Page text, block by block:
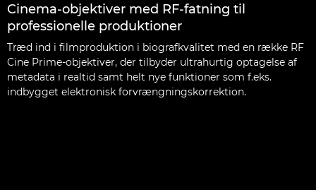
Cinema-objektiver med RF-fatning til
professionelle produktioner
Træd ind i filmproduktion i biografkvalitet med en række RF
Cine Prime-objektiver, der tilbyder ultrahurtig optagelse af
metadata i realtid samt helt nye funktioner som f.eks.
indbygget elektronisk forvrængningskorrektion.